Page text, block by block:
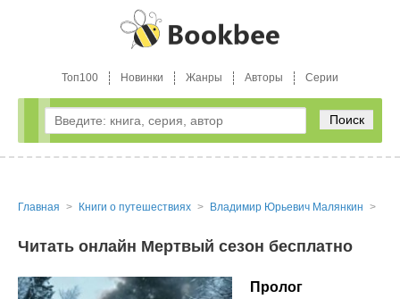
Топ100 Новинки Жанры Авторы Серии
Поиск
Главная Книги о путешествиях Владимир Юрьевич Малянкин
Читать онлайн Мертвый сезон бесплатно
Пролог